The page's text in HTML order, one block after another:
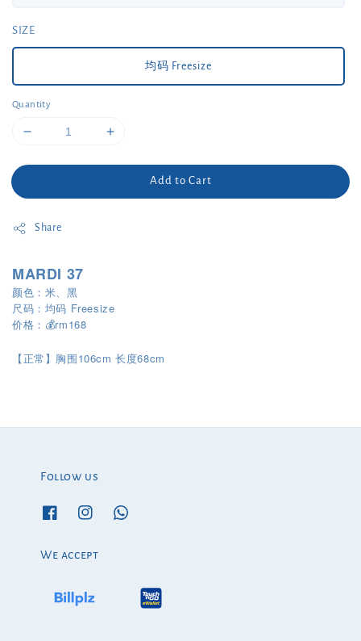
SIZE
均码 Freesize
Quantity
Add to Cart
Share
MARDI 37
颜色：米、黑
尺码：均码 Freesize
价格：💰rm168
【正常】胸围 106cm长度68cm
Follow us
We accept